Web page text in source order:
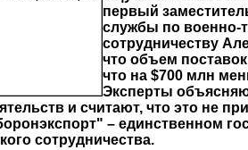
первый
службы по военно-
сотрудничеству
что объем
что на $700 млн
Эксперты
и считают, что это не
– единственном
сотрудничества.